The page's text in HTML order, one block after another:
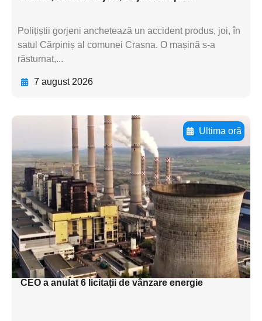
Polițiștii gorjeni anchetează un accident produs, joi, în
satul Cărpiniș al comunei Crasna. O mașină s-a
răsturnat,...
7 august 2026
Ultima oră
Adaugă aici textul pentru
subtitluAdaugă aici
textul pentru
subtitluAdaugă aici
textul pentru
subtitluAdaugă aici
textul pentru subti
CEO a anulat 6 licitații de vânzare energie